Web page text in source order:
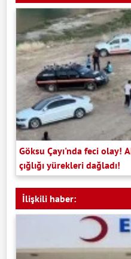
Göksu Çayı'nda feci olay!
çığlığı yürekleri dağladı!
İlişkili haber: